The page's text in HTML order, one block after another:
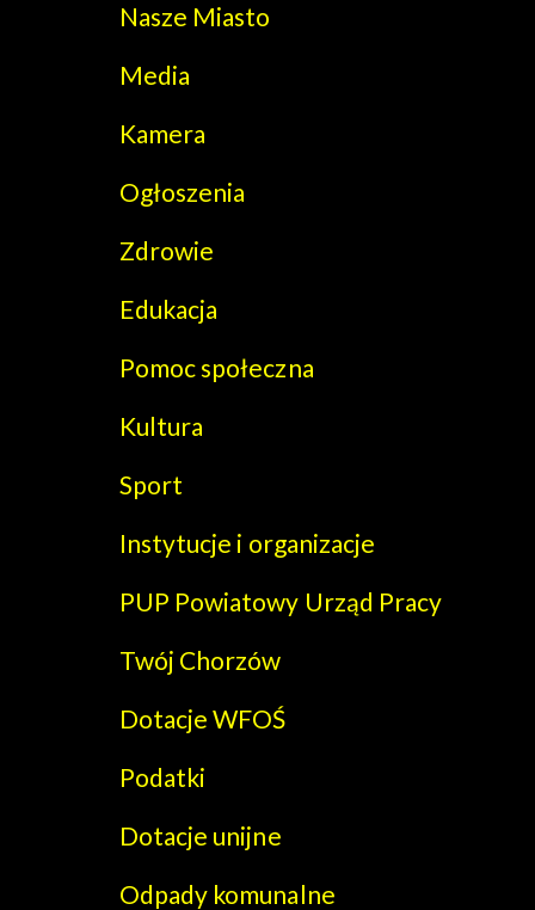
Nasze Miasto
Media
Kamera
Ogłoszenia
Zdrowie
Edukacja
Pomoc społeczna
Kultura
Sport
Instytucje i organizacje
PUP Powiatowy Urząd Pracy
Twój Chorzów
Dotacje WFOŚ
Podatki
Dotacje unijne
Odpady komunalne